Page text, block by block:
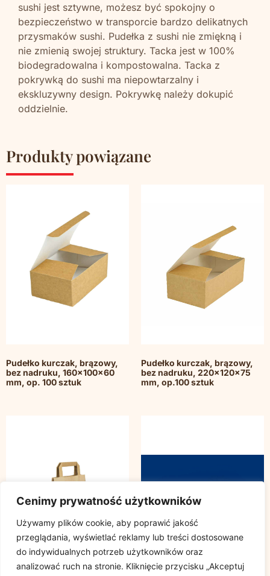
Cenimy prywatność użytkowników
Używamy plików cookie, aby poprawić jakość
przeglądania, wyświetlać reklamy lub treści dostosowane
do indywidualnych potrzeb użytkowników oraz
analizować ruch na stronie. Kliknięcie przycisku „Akceptuj
sushi jest sztywne, możesz być spokojny o
bezpieczeństwo w transporcie bardzo delikatnych
przysmaków sushi. Pudełka z sushi nie zmiękną i
nie zmienią swojej struktury. Tacka jest w 100%
biodegradowalna i kompostowalna. Tacka z
pokrywką do sushi ma niepowtarzalny i
ekskluzywny design. Pokrywkę należy dokupić
oddzielnie.
Produkty powiązane
Pudełko kurczak, brązowy,
bez nadruku, 160x100x60
mm, op. 100 sztuk
Pudełko kurczak, brązowy,
bez nadruku, 220x120x75
mm, op.100 sztuk